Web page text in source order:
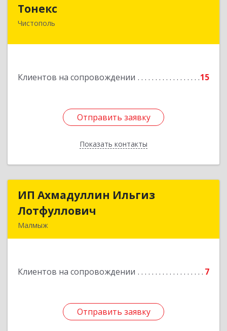
Тонекс
Чистополь
Клиентов на сопровождении 15
Отправить заявку
Показать контакты
422980, Татарстан Респ, Чистопольский р-н,
Отправить заявку
Назад
ИП Ахмадуллин Ильгиз
Лотфуллович
Малмыж
Клиентов на сопровождении 7
Отправить заявку
ИП Ахмадуллин Ильгиз
Подробнее
Отправить заявку